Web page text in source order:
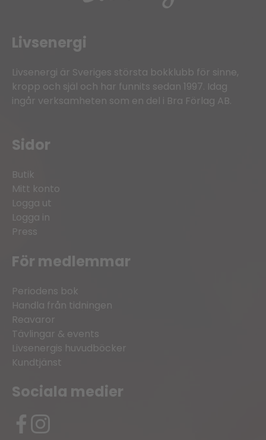
Livsenergi
Livsenergi är Sveriges största bokklubb för sinne,
kropp och själ och har funnits sedan 1997. Idag
ingår verksamheten som en del i Bra Förlag AB.
Sidor
Butik
Mitt konto
Logga ut
Logga in
Press
För medlemmar
Periodens bok
Handla från tidningen
Reavaror
Tävlingar & events
Livsenergis huvudböcker
Kundtjänst
Sociala medier